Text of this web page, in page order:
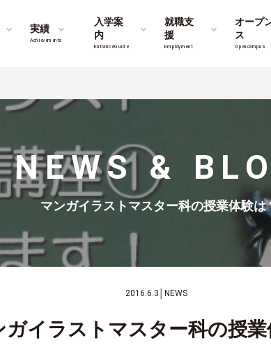
実績
Achievements
入学案
内
Entrance Guide
就職支
援
Employment
オープ
ス
Opencampus
NEWS &
マンガイラストマスター科の授業体験は
2016.6.3 NEWS
ガイラストマスター科の授業